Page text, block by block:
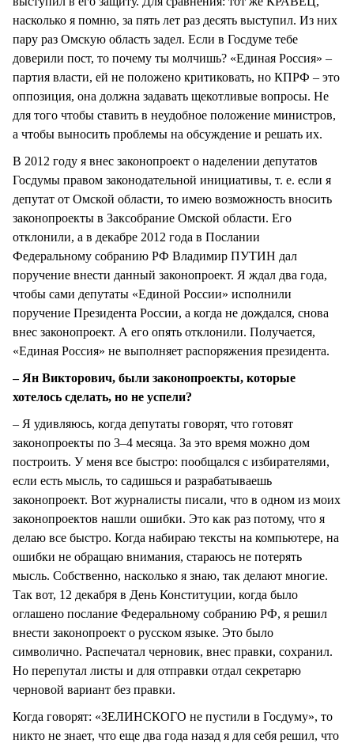
насколько я помню, за пять лет раз десять выступил. Из них
пару раз Омскую область задел. Если в Госдуме тебе
доверили пост, то почему ты молчишь? «Единая Россия» –
партия власти, ей не положено критиковать, но КПРФ – это
оппозиция, она должна задавать щекотливые вопросы. Не
для того чтобы ставить в неудобное положение министров,
а чтобы выносить проблемы на обсуждение и решать их.
В 2012 году я внес законопроект о наделении депутатов
Госдумы правом законодательной инициативы, т. е. если я
депутат от Омской области, то имею возможность вносить
законопроекты в Заксобрание Омской области. Его
отклонили, а в декабре 2012 года в Послании
Федеральному собранию РФ Владимир ПУТИН дал
поручение внести данный законопроект. Я ждал два года,
чтобы сами депутаты «Единой России» исполнили
поручение Президента России, а когда не дождался, снова
внес законопроект. А его опять отклонили. Получается,
«Единая Россия» не выполняет распоряжения президента.
– Ян Викторович, были законопроекты, которые
хотелось сделать, но не успели?
– Я удивляюсь, когда депутаты говорят, что готовят
законопроекты по 3–4 месяца. За это время можно дом
построить. У меня все быстро: пообщался с избирателями,
если есть мысль, то садишься и разрабатываешь
законопроект. Вот журналисты писали, что в одном из моих
законопроектов нашли ошибки. Это как раз потому, что я
делаю все быстро. Когда набираю тексты на компьютере, на
ошибки не обращаю внимания, стараюсь не потерять
мысль. Собственно, насколько я знаю, так делают многие.
Так вот, 12 декабря в День Конституции, когда было
оглашено послание Федеральному собранию РФ, я решил
внести законопроект о русском языке. Это было
символично. Распечатал черновик, внес правки, сохранил.
Но перепутал листы и для отправки отдал секретарю
черновой вариант без правки.
Когда говорят: «ЗЕЛИНСКОГО не пустили в Госдуму», то
никто не знает, что еще два года назад я для себя решил, что